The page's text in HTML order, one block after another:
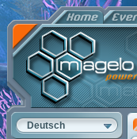
Deutsch